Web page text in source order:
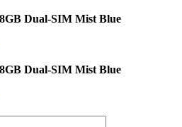
Dual-SIM Mist Blue
Dual-SIM Mist Blue